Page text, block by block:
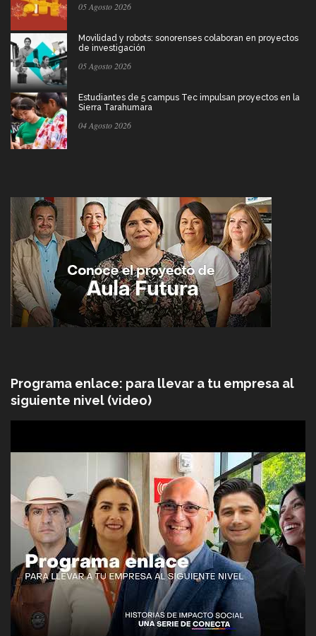
05 Agosto 2026
Movilidad y robots: sonorenses colaboran en proyectos
de investigación
05 Agosto 2026
Estudiantes de 5 campus Tec impulsan proyectos en la
Sierra Tarahumara
04 Agosto 2026
Programa enlace: para llevar a tu empresa al
siguiente nivel (video)